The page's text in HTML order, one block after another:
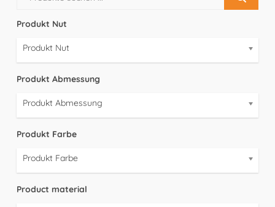
Produkt Nut
Produkt Nut
Produkt Abmessung
Produkt Abmessung
Produkt Farbe
Produkt Farbe
Product material